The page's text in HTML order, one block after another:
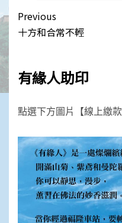
Post
navigation
Previous
十方和合常不輕
有緣人助印
點選下方圖片【線上繳